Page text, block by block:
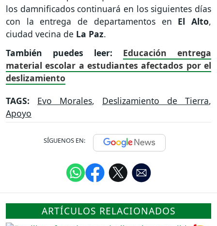
los damnificados continuará en los siguientes días
con la entrega de departamentos en El Alto,
ciudad vecina de La Paz.
También puedes leer: Educación entrega
material escolar a estudiantes afectados por el
deslizamiento
TAGS: Evo Morales, Deslizamiento de Tierra,
Apoyo
SÍGUENOS EN:
ARTÍCULOS RELACIONADOS